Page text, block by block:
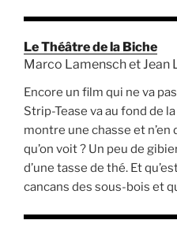
Le Théâtre de la Biche
Marco Lamensch et Jean
Encore un film qui ne va
Strip-Tease va au fond de
montre une chasse et n’en
qu’on voit ? Un peu de
d’une tasse de thé. Et
cancans des sous-bois et